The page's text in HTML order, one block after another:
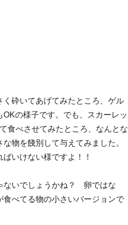
砕いてあげてみたところ、ゲル
の様子です。でも、スカーレッ
食べさせてみたところ、なんとな
物を餞別して与えてみました。
いけない様ですよ！！
ないでしょうかね？ 卵ではな
べてる物の小さいバージョンで